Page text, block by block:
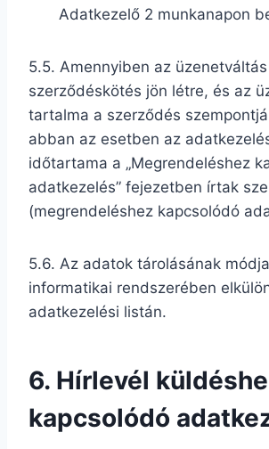
Adatkezelő 2 munkanapon
5.5. Amennyiben az
szerződéskötés jön létre, és az
tartalma a szerződés
abban az esetben az
időtartama a „Megrendeléshez
adatkezelés” fejezetben írtak
(megrendeléshez kapcsolódó
5.6. Az adatok tárolásának
informatikai rendszerében
adatkezelési listán.
6. Hírlevél
kapcsolódó